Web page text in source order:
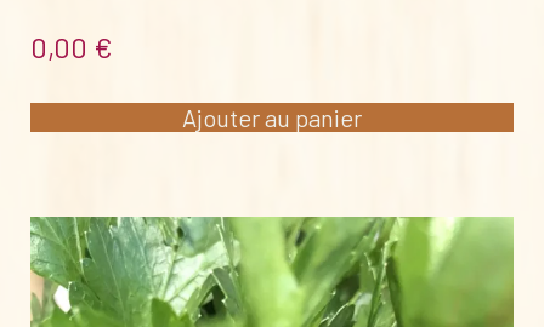
0,00 €
Ajouter au panier